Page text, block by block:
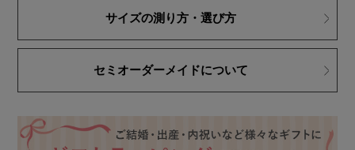
サイズの測り方・選び方
セミオーダーメイドについて